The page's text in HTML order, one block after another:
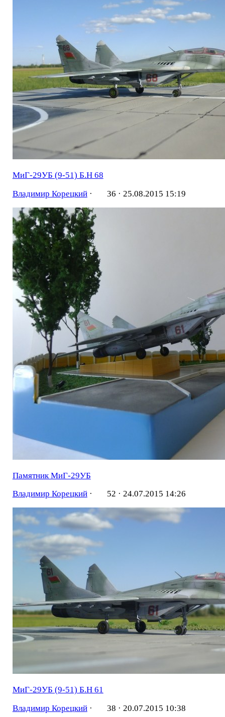
МиГ-29УБ (9-51) Б.Н 68
Владимир Корецкий· 36 · 25.08.2015 15:19
Памятник МиГ-29УБ
Владимир Корецкий· 52 · 24.07.2015 14:26
МиГ-29УБ (9-51) Б.Н 61
Владимир Корецкий· 38 · 20.07.2015 10:38